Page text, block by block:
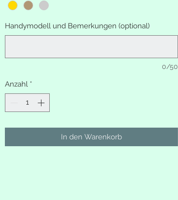
Handymodell und Bemerkungen (optional)
0/50
Anzahl *
In den Warenkorb